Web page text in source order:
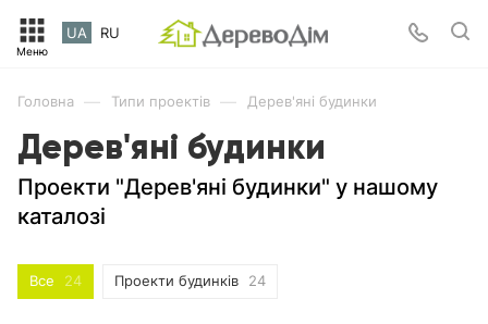
UA RU
Головна — Типи проектів — Дерев'яні будинки
Дерев'яні будинки
Проекти "Дерев'яні будинки" у нашому
каталозі
Все 24 Проекти будинків 24